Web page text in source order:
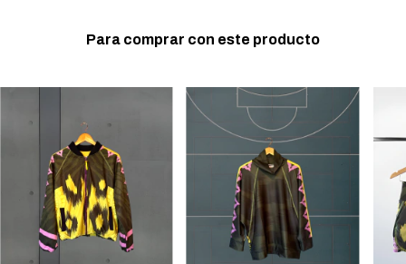
Para comprar con este producto